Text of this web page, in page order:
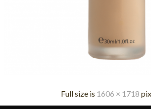
Full size is 1606 × 1718